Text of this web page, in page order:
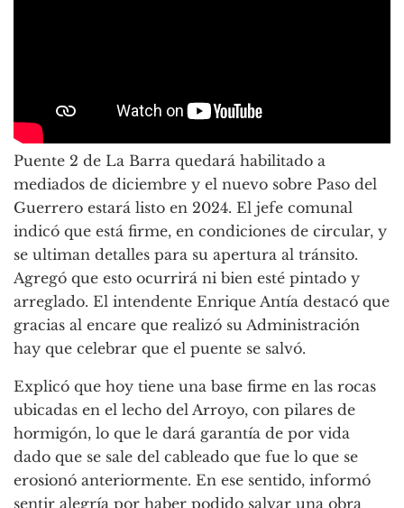
Puente 2 de La Barra quedará habilitado a
mediados de diciembre y el nuevo sobre Paso del
Guerrero estará listo en 2024. El jefe comunal
indicó que está firme, en condiciones de circular, y
se ultiman detalles para su apertura al tránsito.
Agregó que esto ocurrirá ni bien esté pintado y
arreglado. El intendente Enrique Antía destacó que
gracias al encare que realizó su Administración
hay que celebrar que el puente se salvó.
Explicó que hoy tiene una base firme en las rocas
ubicadas en el lecho del Arroyo, con pilares de
hormigón, lo que le dará garantía de por vida
dado que se sale del cableado que fue lo que se
erosionó anteriormente. En ese sentido, informó
sentir alegría por haber podido salvar una obra